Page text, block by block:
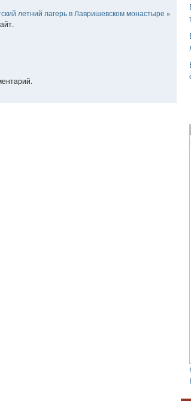
летний лагерь в Лавришевском монастыре »